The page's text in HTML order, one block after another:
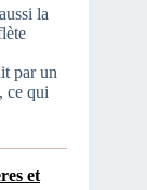
la
par un
ce qui
et